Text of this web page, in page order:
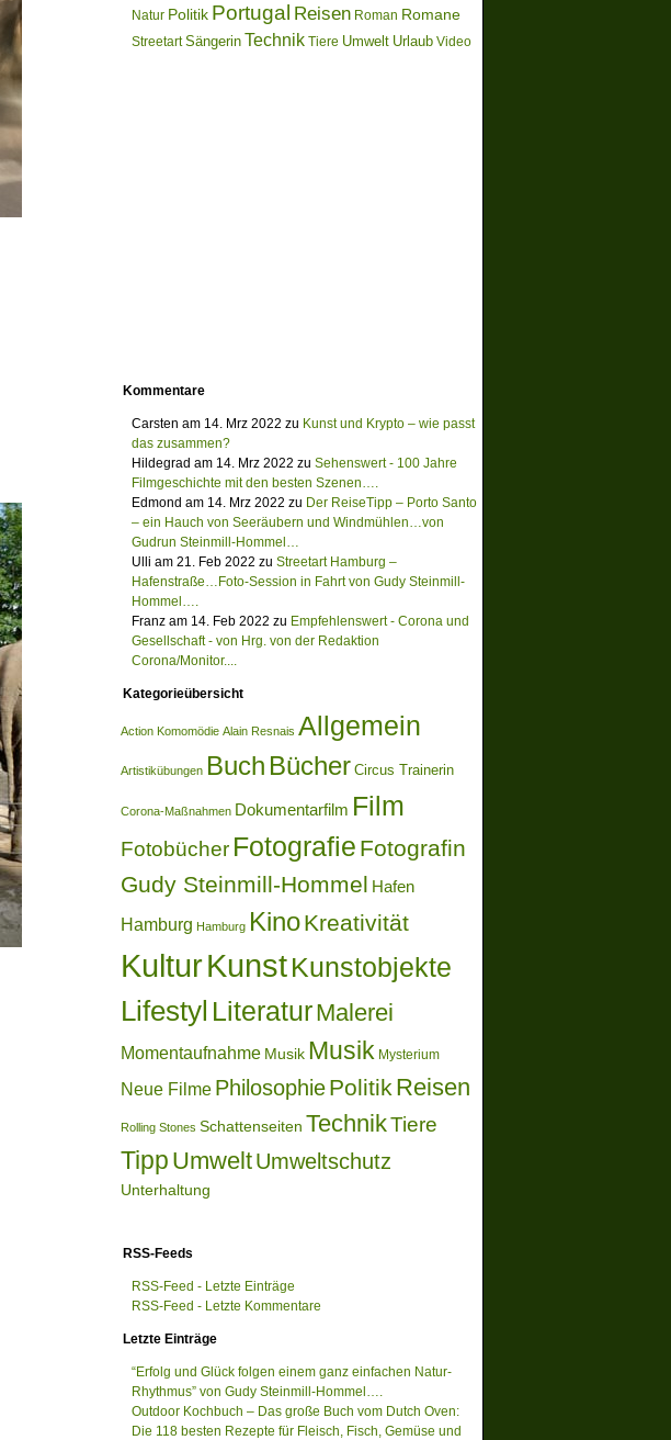
Natur Politik Portugal Reisen Roman Romane
Streetart Sängerin Technik Tiere Umwelt Urlaub Video
Kommentare
Carsten am 14. Mrz 2022 zu Kunst und Krypto – wie passt
das zusammen?
Hildegrad am 14. Mrz 2022 zu Sehenswert - 100 Jahre
Filmgeschichte mit den besten Szenen….
Edmond am 14. Mrz 2022 zu Der ReiseTipp – Porto Santo
– ein Hauch von Seeräubern und Windmühlen…von
Gudrun Steinmill-Hommel…
Ulli am 21. Feb 2022 zu Streetart Hamburg –
Hafenstraße…Foto-Session in Fahrt von Gudy Steinmill-
Hommel….
Franz am 14. Feb 2022 zu Empfehlenswert - Corona und
Gesellschaft - von Hrg. von der Redaktion
Corona/Monitor....
Kategorieübersicht
Action Komomödie Alain Resnais Allgemein
Artistikübungen Buch Bücher Circus Trainerin
Corona-Maßnahmen Dokumentarfilm Film
Fotobücher Fotografie Fotografin
Gudy Steinmill-Hommel Hafen
Hamburg Hamburg KinoKreativität
KulturKunstKunstobjekte
Lifestyl LiteraturMalerei
Momentaufnahme Musik Musik Mysterium
Neue Filme PhilosophiePolitik Reisen
Rolling Stones Schattenseiten TechnikTiere
Tipp UmweltUmweltschutz
Unterhaltung
RSS-Feeds
RSS-Feed - Letzte Einträge
RSS-Feed - Letzte Kommentare
Letzte Einträge
“Erfolg und Glück folgen einem ganz einfachen Natur-
Rhythmus” von Gudy Steinmill-Hommel….
Outdoor Kochbuch – Das große Buch vom Dutch Oven:
Die 118 besten Rezepte für Fleisch, Fisch, Gemüse und